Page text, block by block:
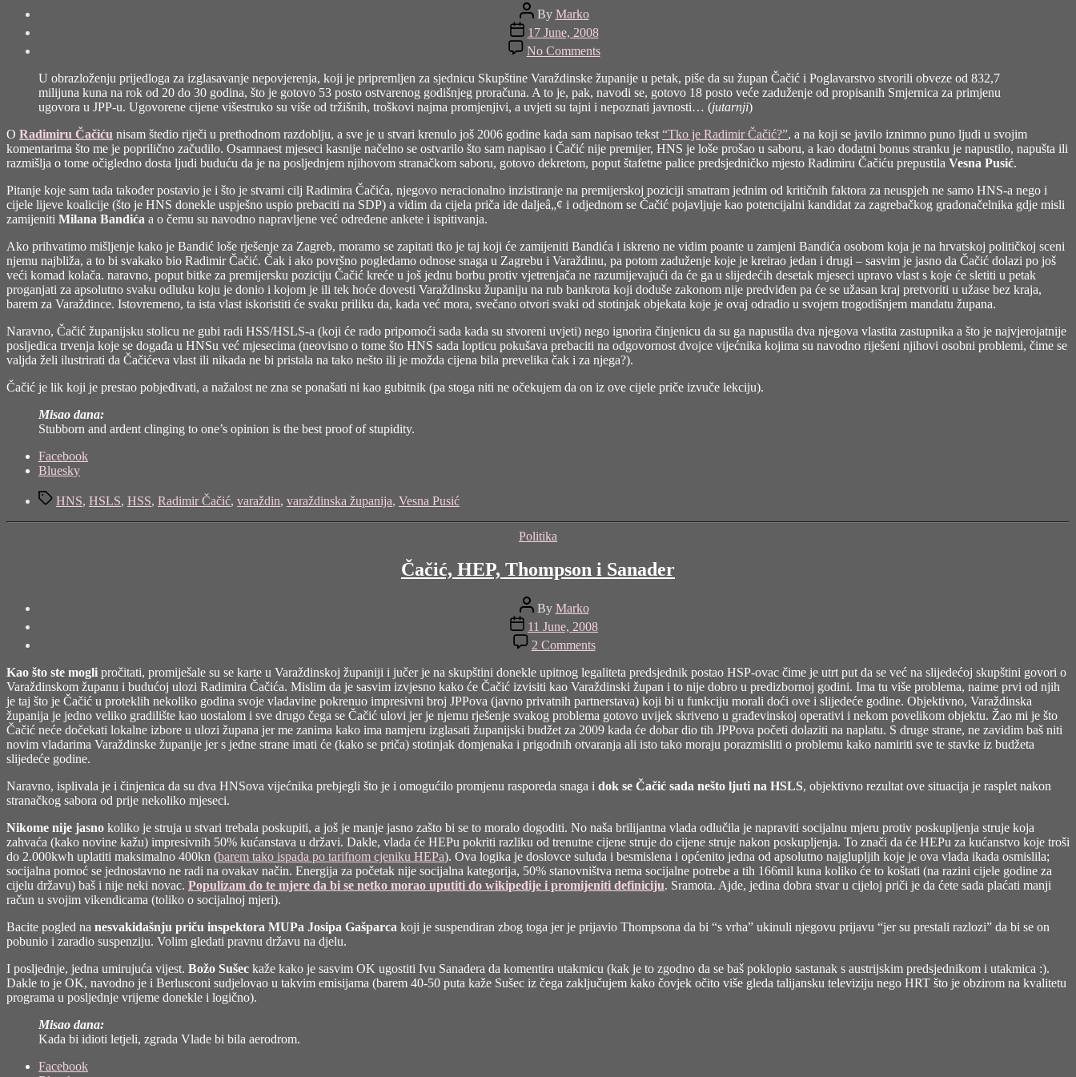
Post
author
By Marko
Post
date
17 June, 2008
No Commentson
Radimir
Čačić,
početak
kraja?
U obrazloženju prijedloga za izglasavanje nepovjerenja, koji je pripremljen za sjednicu Skupštine Varaždinske županije u petak, piše da su župan Čačić i Poglavarstvo stvorili obveze od 832,7
milijuna kuna na rok od 20 do 30 godina, što je gotovo 53 posto ostvarenog godišnjeg proračuna. A to je, pak, navodi se, gotovo 18 posto veće zaduženje od propisanih Smjernica za primjenu
ugovora u JPP-u. Ugovorene cijene višestruko su više od tržišnih, troškovi najma promjenjivi, a uvjeti su tajni i nepoznati javnosti… (jutarnji)
O Radimiru Čačiću nisam štedio riječi u prethodnom razdoblju, a sve je u stvari krenulo još 2006 godine kada sam napisao tekst “Tko je Radimir Čačić?”, a na koji se javilo iznimno puno ljudi u svojim
komentarima što me je poprilično začudilo. Osamnaest mjeseci kasnije načelno se ostvarilo što sam napisao i Čačić nije premijer, HNS je loše prošao u saboru, a kao dodatni bonus stranku je napustilo, napušta ili
razmišlja o tome očigledno dosta ljudi buduću da je na posljednjem njihovom stranačkom saboru, gotovo dekretom, poput štafetne palice predsjedničko mjesto Radimiru Čačiću prepustila Vesna Pusić.
Pitanje koje sam tada također postavio je i što je stvarni cilj Radimira Čačića, njegovo neracionalno inzistiranje na premijerskoj poziciji smatram jednim od kritičnih faktora za neuspjeh ne samo HNS-a nego i
cijele lijeve koalicije (što je HNS donekle uspješno uspio prebaciti na SDP) a vidim da cijela priča ide daljeâ„¢ i odjednom se Čačić pojavljuje kao potencijalni kandidat za zagrebačkog gradonačelnika gdje misli
zamijeniti Milana Bandića a o čemu su navodno napravljene već određene ankete i ispitivanja.
Ako prihvatimo mišljenje kako je Bandić loše rješenje za Zagreb, moramo se zapitati tko je taj koji će zamijeniti Bandića i iskreno ne vidim poante u zamjeni Bandića osobom koja je na hrvatskoj političkoj sceni
njemu najbliža, a to bi svakako bio Radimir Čačić. Čak i ako površno pogledamo odnose snaga u Zagrebu i Varaždinu, pa potom zaduženje koje je kreirao jedan i drugi – sasvim je jasno da Čačić dolazi po još
veći komad kolača. naravno, poput bitke za premijersku poziciju Čačić kreće u još jednu borbu protiv vjetrenjača ne razumijevajući da će ga u slijedećih desetak mjeseci upravo vlast s koje će sletiti u petak
proganjati za apsolutno svaku odluku koju je donio i kojom je ili tek hoće dovesti Varaždinsku županiju na rub bankrota koji doduše zakonom nije predviđen pa će se užasan kraj pretvoriti u užase bez kraja,
barem za Varaždince. Istovremeno, ta ista vlast iskoristiti će svaku priliku da, kada već mora, svečano otvori svaki od stotinjak objekata koje je ovaj odradio u svojem trogodišnjem mandatu župana.
Naravno, Čačić županijsku stolicu ne gubi radi HSS/HSLS-a (koji će rado pripomoći sada kada su stvoreni uvjeti) nego ignorira činjenicu da su ga napustila dva njegova vlastita zastupnika a što je najvjerojatnije
posljedica trvenja koje se događa u HNSu već mjesecima (neovisno o tome što HNS sada lopticu pokušava prebaciti na odgovornost dvojce vijećnika kojima su navodno riješeni njihovi osobni problemi, čime se
valjda želi ilustrirati da Čačićeva vlast ili nikada ne bi pristala na tako nešto ili je možda cijena bila prevelika čak i za njega?).
Čačić je lik koji je prestao pobjeđivati, a nažalost ne zna se ponašati ni kao gubitnik (pa stoga niti ne očekujem da on iz ove cijele priče izvuče lekciju).
Misao dana:
Stubborn and ardent clinging to one’s opinion is the best proof of stupidity.
Share
"Radimir
početak
Facebook
Bluesky
TagsHNS, HSLS, HSS, Radimir Čačić, varaždin, varaždinska županija, Vesna Pusić
Categories
Politika
Čačić, HEP, Thompson i Sanader
Post
author
By Marko
Post
date
11 June, 2008
2 Commentson
Čačić,
HEP,
Thompson
i
Sanader
Kao što ste mogli pročitati, promiješale su se karte u Varaždinskoj županiji i jučer je na skupštini donekle upitnog legaliteta predsjednik postao HSP-ovac čime je utrt put da se već na slijedećoj skupštini govori o
Varaždinskom županu i budućoj ulozi Radimira Čačića. Mislim da je sasvim izvjesno kako će Čačić izvisiti kao Varaždinski župan i to nije dobro u predizbornoj godini. Ima tu više problema, naime prvi od njih
je taj što je Čačić u proteklih nekoliko godina svoje vladavine pokrenuo impresivni broj JPPova (javno privatnih partnerstava) koji bi u funkciju morali doći ove i slijedeće godine. Objektivno, Varaždinska
županija je jedno veliko gradilište kao uostalom i sve drugo čega se Čačić ulovi jer je njemu rješenje svakog problema gotovo uvijek skriveno u građevinskoj operativi i nekom povelikom objektu. Žao mi je što
Čačić neće dočekati lokalne izbore u ulozi župana jer me zanima kako ima namjeru izglasati županijski budžet za 2009 kada će dobar dio tih JPPova početi dolaziti na naplatu. S druge strane, ne zavidim baš niti
novim vladarima Varaždinske županije jer s jedne strane imati će (kako se priča) stotinjak domjenaka i prigodnih otvaranja ali isto tako moraju porazmisliti o problemu kako namiriti sve te stavke iz budžeta
slijedeće godine.
Naravno, isplivala je i činjenica da su dva HNSova vijećnika prebjegli što je i omogućilo promjenu rasporeda snaga i dok se Čačić sada nešto ljuti na HSLS, objektivno rezultat ove situacija je rasplet nakon
stranačkog sabora od prije nekoliko mjeseci.
Nikome nije jasno koliko je struja u stvari trebala poskupiti, a još je manje jasno zašto bi se to moralo dogoditi. No naša brilijantna vlada odlučila je napraviti socijalnu mjeru protiv poskupljenja struje koja
zahvaća (kako novine kažu) impresivnih 50% kućanstava u državi. Dakle, vlada će HEPu pokriti razliku od trenutne cijene struje do cijene struje nakon poskupljenja. To znači da će HEPu za kućanstvo koje troši
do 2.000kwh uplatiti maksimalno 400kn (barem tako ispada po tarifnom cjeniku HEPa). Ova logika je doslovce suluda i besmislena i općenito jedna od apsolutno najglupljih koje je ova vlada ikada osmislila;
socijalna pomoć se jednostavno ne radi na ovakav način. Energija za početak nije socijalna kategorija, 50% stanovništva nema socijalne potrebe a tih 166mil kuna koliko će to koštati (na razini cijele godine za
cijelu državu) baš i nije neki novac. Populizam do te mjere da bi se netko morao uputiti do wikipedije i promijeniti definiciju. Sramota. Ajde, jedina dobra stvar u cijeloj priči je da ćete sada plaćati manji
račun u svojim vikendicama (toliko o socijalnoj mjeri).
Bacite pogled na nesvakidašnju priču inspektora MUPa Josipa Gašparca koji je suspendiran zbog toga jer je prijavio Thompsona da bi “s vrha” ukinuli njegovu prijavu “jer su prestali razlozi” da bi se on
pobunio i zaradio suspenziju. Volim gledati pravnu državu na djelu.
I posljednje, jedna umirujuća vijest. Božo Sušec kaže kako je sasvim OK ugostiti Ivu Sanadera da komentira utakmicu (kak je to zgodno da se baš poklopio sastanak s austrijskim predsjednikom i utakmica :).
Dakle to je OK, navodno je i Berlusconi sudjelovao u takvim emisijama (barem 40-50 puta kaže Sušec iz čega zaključujem kako čovjek očito više gleda talijansku televiziju nego HRT što je obzirom na kvalitetu
programa u posljednje vrijeme donekle i logično).
Misao dana:
Kada bi idioti letjeli, zgrada Vlade bi bila aerodrom.
Share
Facebook